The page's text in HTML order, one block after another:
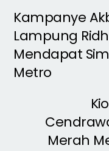
Kampanye
Lampung
Mendapat
Metro
Merah